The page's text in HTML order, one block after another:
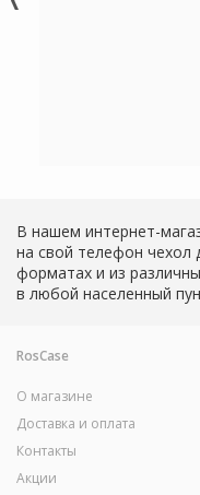
В нашем интернет-
на свой телефон чехол
форматах и из
в любой населенный
RosCase
О магазине
Доставка и оплата
Контакты
Акции